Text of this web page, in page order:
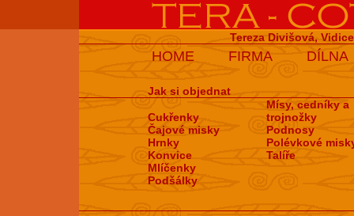
Tereza Divišová,
HOME FIRMA DÍLNA
Jak si objednat
Cukřenky
Čajové misky
Hrnky
Konvice
Mlíčenky
Podšálky
Mísy, cedníky a
trojnožky
Podnosy
Polévkové
Talíře